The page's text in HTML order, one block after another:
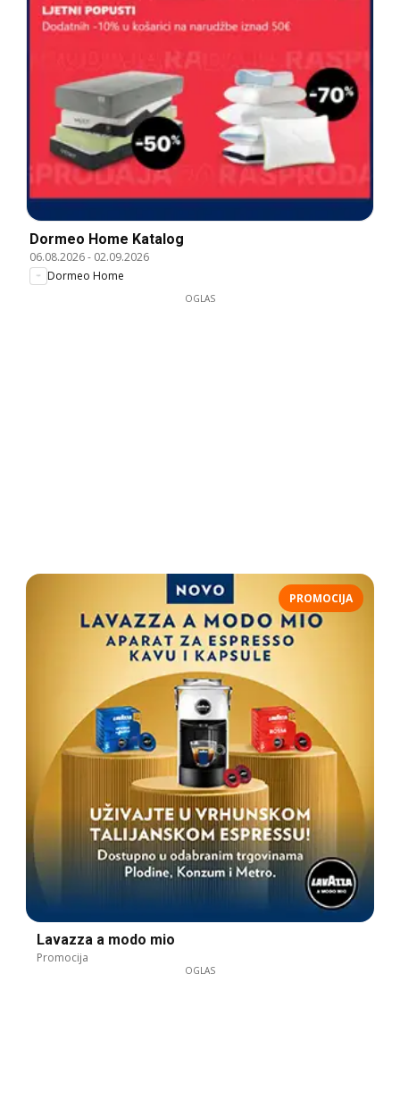
Dormeo Home Katalog
06.08.2026- 02.09.2026
Dormeo Home
OGLAS
PROMOCIJA
Lavazza a modo mio
Promocija
OGLAS